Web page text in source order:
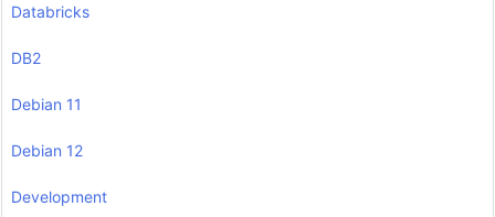
Databricks
DB2
Debian 11
Debian 12
Development